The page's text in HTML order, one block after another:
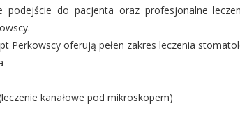
podejście do pacjenta oraz profesjonalne
Perkowscy oferują pełen zakres leczenia
kanałowe pod mikroskopem)